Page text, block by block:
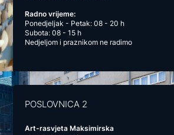
Radno vrijeme:
Ponedjeljak - Petak: 08 - 20 h
Subota: 08 - 15 h
Nedjeljom i praznikom ne radimo
POSLOVNICA 2
Art-rasvjeta Maksimirska